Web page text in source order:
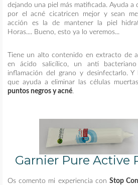
dejando una piel más matificada. Ayuda a
por el acné cicatricen mejor y sean
acción es la de mantener la piel
Horas.... Bueno, esto ya lo veremos...
Tiene un alto contenido en extracto de
en ácido salicílico, un anti
inflamación del grano y desinfectarlo.
que ayuda a eliminar las células
puntos negros y acné.
Garnier Pure Active
Os comento mi experiencia conStop